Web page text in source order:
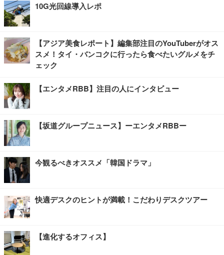
10G光回線導入レポ
【アジア美食レポート】編集部注目のYouTuberがオス
スメ！タイ・バンコクに行ったら食べたいグルメをチ
ェック
【エンタメRBB】注目の人にインタビュー
【坂道グループニュース】ーエンタメRBBー
今観るべきオススメ「韓国ドラマ」
快適デスクのヒントが満載！こだわりデスクツアー
【進化するオフィス】